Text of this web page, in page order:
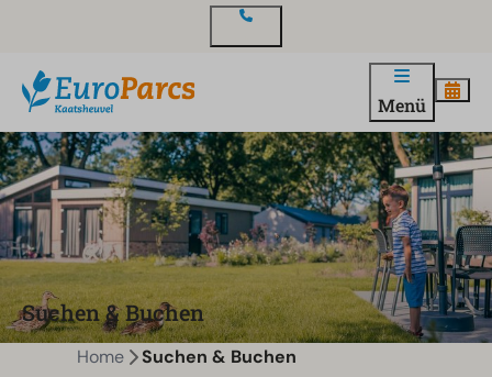
Menü
Suchen & Buchen
Home Suchen & Buchen